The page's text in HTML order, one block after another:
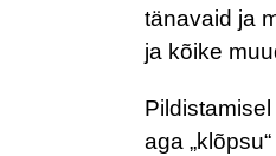
tänavaid ja
ja kõike
aga